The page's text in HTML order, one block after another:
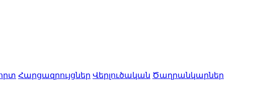
Հարցազրույցներ Վերլուծական Ծաղրանկարներ